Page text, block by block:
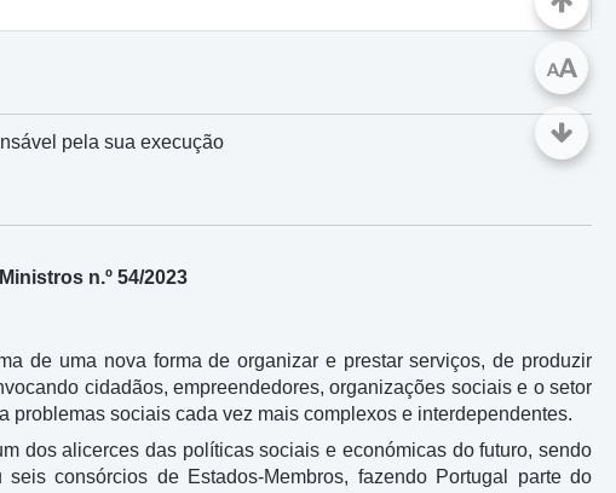
pela sua execução
n.º 54/2023
de uma nova forma de organizar e prestar serviços, de produzir
cidadãos, empreendedores, organizações sociais e o setor
problemas sociais cada vez mais complexos e interdependentes.
dos alicerces das políticas sociais e económicas do futuro, sendo
consórcios de Estados-Membros, fazendo Portugal parte do
AA